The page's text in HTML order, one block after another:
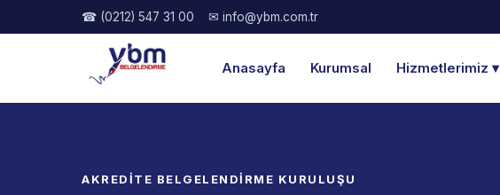
☎ (0212) 547 31 00 ✉ info@ybm.com.tr
Anasayfa Kurumsal Hizmetlerimiz ▾
AKREDİTE BELGELENDİRME KURULUŞU